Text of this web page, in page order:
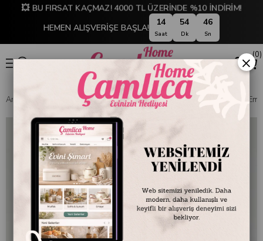
💥 BU FIRSAT KAÇMAZ! 4000 TL ÜZERİNDE %10 İNDİRİM!
HEMEN ALIŞVERİŞE BAŞLA! 14
Saat
54
Dk
45
Sn
0
Anasayfa EMAYE DÜNYASI Kupa ve Bardaklar Dekoratif Desenli
×